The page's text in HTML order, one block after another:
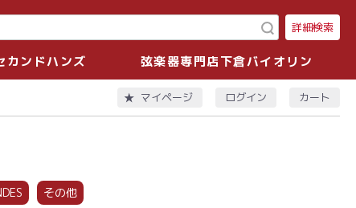
詳細検索
カンドハンズ 弦楽器専門店下倉バイオリン
マイページ ログイン カート
その他